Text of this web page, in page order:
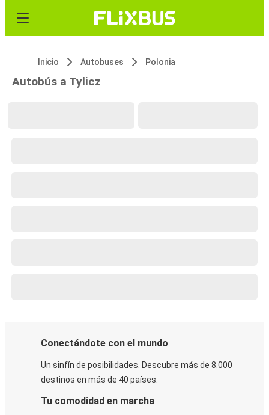
Inicio Autobuses Polonia
Autobús a Tylicz
Conectándote con el mundo
Un sinfín de posibilidades. Descubre más de 8.000
destinos en más de 40 países.
Tu comodidad en marcha